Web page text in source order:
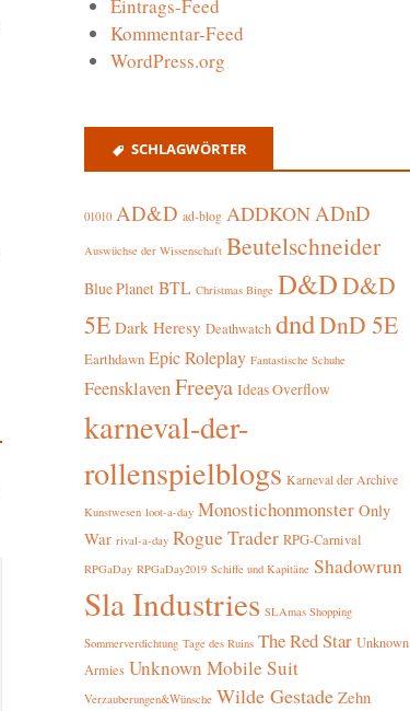
Eintrags-Feed
Kommentar-Feed
WordPress.org
SCHLAGWÖRTER
01010 AD&D ad-blog ADDKONADnD
Auswüchse der Wissenschaft Beutelschneider
Blue Planet BTL Christmas Binge D&DD&D
5E Dark Heresy Deathwatch dndDnD 5E
Earthdawn Epic Roleplay Fantastische Schuhe
Feensklaven Freeya Ideas Overflow
karneval-der-
rollenspielblogs Karneval der Archive
Kunstwesen loot-a-day Monostichonmonster Only
War rival-a-day Rogue Trader RPG-Carnival
RPGaDay RPGaDay2019 Schiffe und Kapitäne Shadowrun
Sla Industries SLAmas Shopping
Sommerverdichtung Tage des Ruins The Red Star Unknown
Armies Unknown Mobile Suit
Verzauberungen&Wünsche Wilde Gestade Zehn